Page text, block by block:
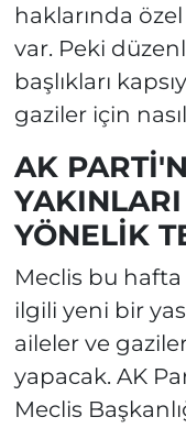
haklarında
var. Peki
başlıkları
gaziler için
AK
YÖNELİK
Meclis bu
ilgili yeni bir
aileler ve
yapacak. AK
Meclis